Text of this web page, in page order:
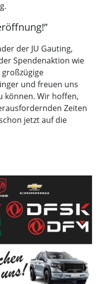
der JU Gauting,
Spendenaktion wie
und freuen uns
können. Wir hoffen,
Zeiten
jetzt auf die